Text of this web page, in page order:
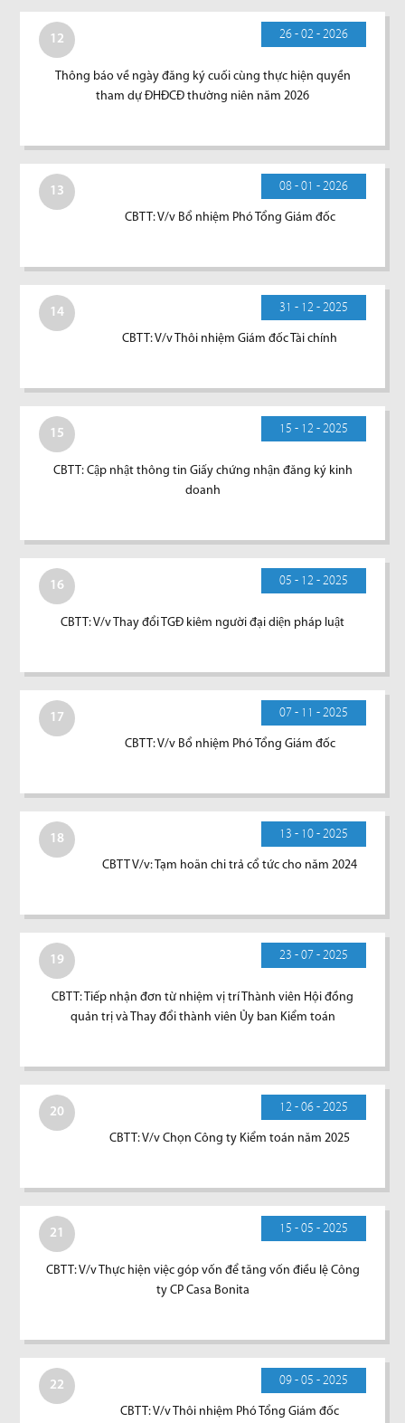
12 26 - 02 - 2026
Thông báo về ngày đăng ký cuối cùng thực hiện quyền
tham dự ĐHĐCĐ thường niên năm 2026
13 08 - 01 - 2026
CBTT: V/v Bổ nhiệm Phó Tổng Giám đốc
14 31 - 12 - 2025
CBTT: V/v Thôi nhiệm Giám đốc Tài chính
15 15 - 12 - 2025
CBTT: Cập nhật thông tin Giấy chứng nhận đăng ký kinh
doanh
16 05 - 12 - 2025
CBTT: V/v Thay đổi TGĐ kiêm người đại diện pháp luật
17 07 - 11 - 2025
CBTT: V/v Bổ nhiệm Phó Tổng Giám đốc
18 13 - 10 - 2025
CBTT V/v: Tạm hoãn chi trả cổ tức cho năm 2024
19 23 - 07 - 2025
CBTT: Tiếp nhận đơn từ nhiệm vị trí Thành viên Hội đồng
quản trị và Thay đổi thành viên Ủy ban Kiểm toán
20 12 - 06 - 2025
CBTT: V/v Chọn Công ty Kiểm toán năm 2025
21 15 - 05 - 2025
CBTT: V/v Thực hiện việc góp vốn để tăng vốn điều lệ Công
ty CP Casa Bonita
22 09 - 05 - 2025
CBTT: V/v Thôi nhiệm Phó Tổng Giám đốc